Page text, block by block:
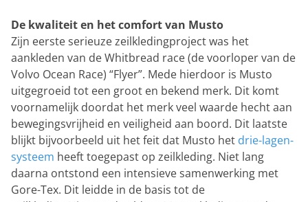
De kwaliteit en het comfort van Musto
Zijn eerste serieuze zeilkledingproject was het
aankleden van de Whitbread race (de voorloper van de
Volvo Ocean Race) “Flyer”. Mede hierdoor is Musto
uitgegroeid tot een groot en bekend merk. Dit komt
voornamelijk doordat het merk veel waarde hecht aan
bewegingsvrijheid en veiligheid aan boord. Dit laatste
blijkt bijvoorbeeld uit het feit dat Musto het drie-lagen-
systeem heeft toegepast op zeilkleding. Niet lang
daarna ontstond een intensieve samenwerking met
Gore-Tex. Dit leidde in de basis tot de